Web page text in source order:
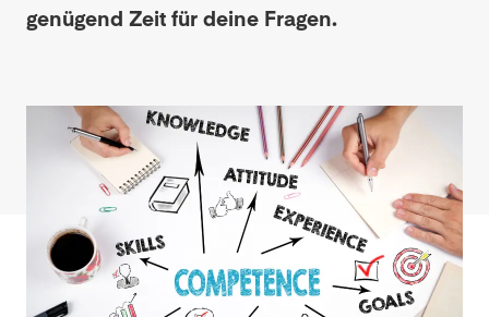
genügend Zeit für deine Fragen.